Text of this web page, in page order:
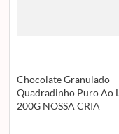
Chocolate Granulado
Quadradinho Puro Ao
200G NOSSA CRIA